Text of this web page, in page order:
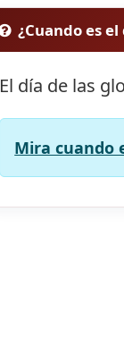
¿Cuando es
El día de las
Mira cuando